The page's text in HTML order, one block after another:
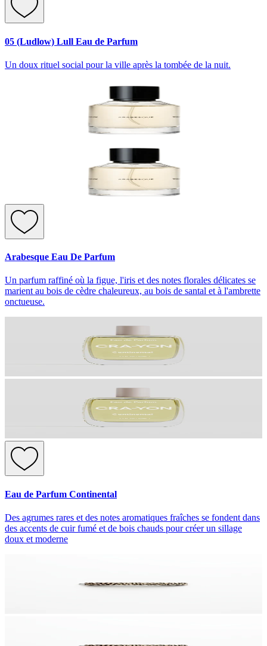
05 (Ludlow) Lull Eau de Parfum
Un doux rituel social pour la ville après la tombée de la nuit.
Arabesque Eau De Parfum
Un parfum raffiné où la figue, l'iris et des notes florales délicates se
marient au bois de cèdre chaleureux, au bois de santal et à l'ambrette
onctueuse.
Eau de Parfum Continental
Des agrumes rares et des notes aromatiques fraîches se fondent dans
des accents de cuir fumé et de bois chauds pour créer un sillage
doux et moderne